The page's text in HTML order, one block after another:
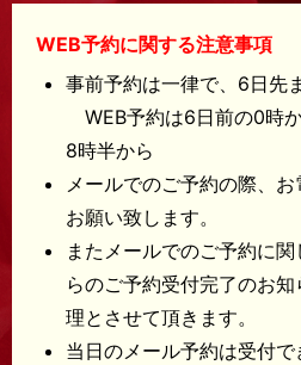
WEB予約に関する注意事項
事前予約は一律で、6日先
WEB予約は6日前の0時
8時半から
メールでのご予約の際、
お願い致します。
またメールでのご予約に
らのご予約受付完了のお
理とさせて頂きます。
当日のメール予約は受付で